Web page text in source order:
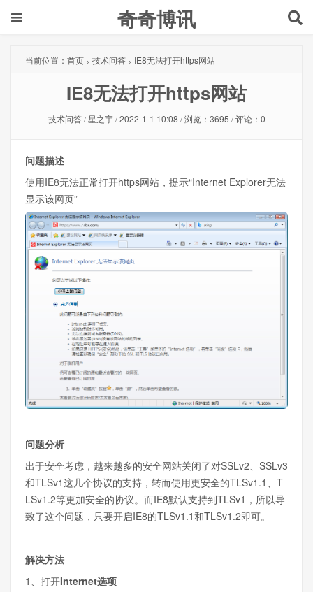
奇奇博讯
当前位置： 首页 > 技术问答 > IE8无法打开https网站
IE8无法打开https网站
技术问答 / 星之宇 / 2022-1-1 10:08 / 浏览：3695 / 评论：0
问题描述
使用IE8无法正常打开https网站，提示“Internet Explorer无法
显示该网页”
问题分析
出于安全考虑，越来越多的安全网站关闭了对SSLv2、SSLv3
和TLSv1这几个协议的支持，转而使用更安全的TLSv1.1、T
LSv1.2等更加安全的协议。而IE8默认支持到TLSv1，所以导
致了这个问题，只要开启IE8的TLSv1.1和TLSv1.2即可。
解决方法
1、打开Internet选项